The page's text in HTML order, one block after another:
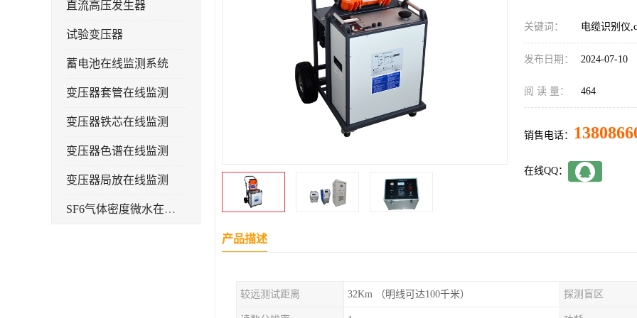
直流高压发生器
试验变压器
蓄电池在线监测系统
变压器套管在线监测
变压器铁芯在线监测
变压器色谱在线监测
变压器局放在线监测
SF6气体密度微水在线监测系统
关键词： 电缆识别仪
发布日期： 2024-07-10
阅 读 量： 464
销售电话：
在线QQ：
产品描述
较远测试距离 32Km （明线可达100千米） 探测盲区